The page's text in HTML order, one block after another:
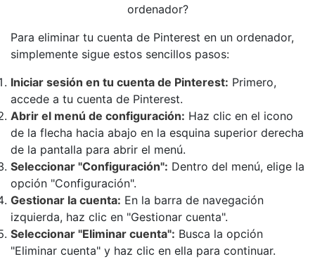
ordenador?
Para eliminar tu cuenta de Pinterest en un ordenador,
simplemente sigue estos sencillos pasos:
Iniciar sesión en tu cuenta de Pinterest: Primero,
accede a tu cuenta de Pinterest.
Abrir el menú de configuración: Haz clic en el icono
de la flecha hacia abajo en la esquina superior derecha
de la pantalla para abrir el menú.
Seleccionar "Configuración": Dentro del menú, elige la
opción "Configuración".
Gestionar la cuenta: En la barra de navegación
izquierda, haz clic en "Gestionar cuenta".
Seleccionar "Eliminar cuenta": Busca la opción
"Eliminar cuenta" y haz clic en ella para continuar.